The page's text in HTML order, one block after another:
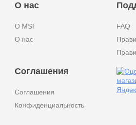
О нас
О MSI
О нас
FAQ
Соглашения
Соглашения
Конфиденциальность